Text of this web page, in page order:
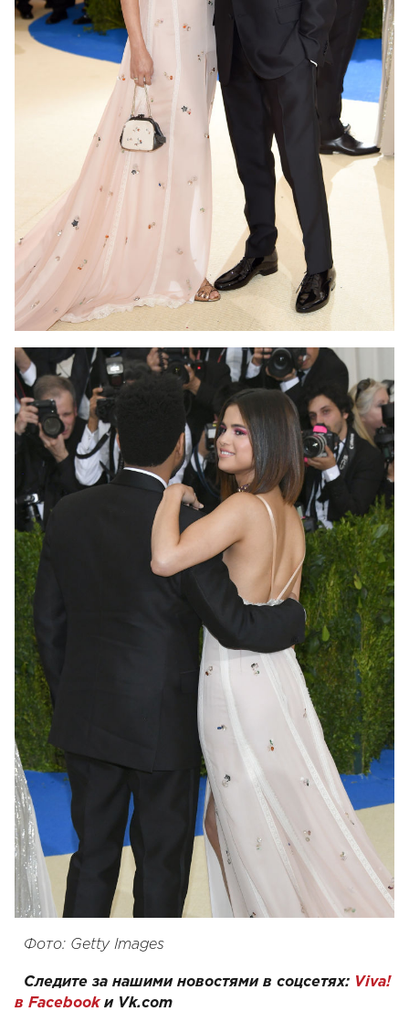
Фото: Getty Images
Следите за нашими новостями в соцсетях: Viva!
в Facebookи Vk.com